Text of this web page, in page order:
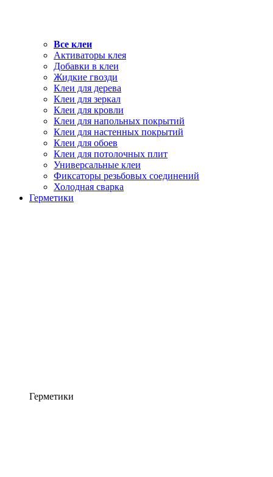
Все клеи
Активаторы клея
Добавки в клеи
Жидкие гвозди
Клеи для дерева
Клеи для зеркал
Клеи для кровли
Клеи для напольных покрытий
Клеи для настенных покрытий
Клеи для обоев
Клеи для потолочных плит
Универсальные клеи
Фиксаторы резьбовых соединений
Холодная сварка
Герметики
Герметики